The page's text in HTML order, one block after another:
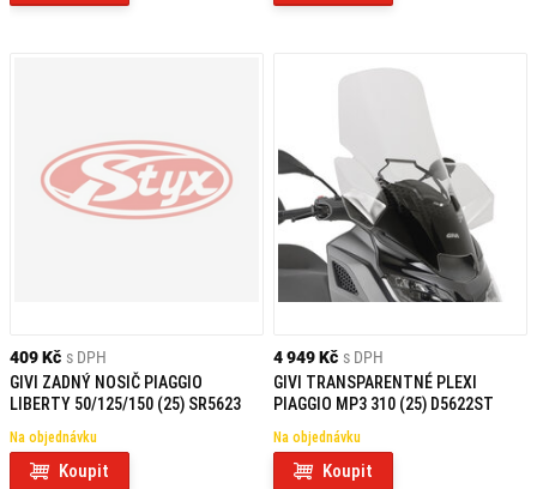
409 Kč s DPH
GIVI ZADNÝ NOSIČ PIAGGIO
LIBERTY 50/125/150 (25) SR5623
Na objednávku
Koupit
4 949 Kč s DPH
GIVI TRANSPARENTNÉ PLEXI
PIAGGIO MP3 310 (25) D5622ST
Na objednávku
Koupit